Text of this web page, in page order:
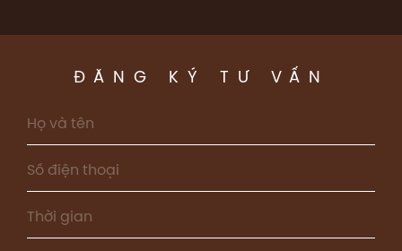
ĐĂNG KÝ TƯ VẤN